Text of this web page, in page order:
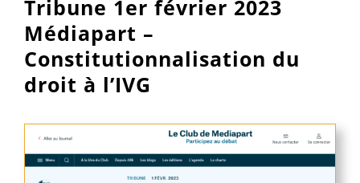
Tribune 1er février 2023
Médiapart –
Constitutionnalisation du
droit à l’IVG